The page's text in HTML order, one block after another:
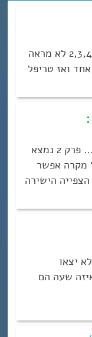
איפה אני מוצא את פרקים 2,3,4 לא מראה
ואז טריפל
תסתכל שוב יש בפוסטים… פרק 2 נמצא
מקרה אפשר
הישירה
לא יצאו
שעה הם